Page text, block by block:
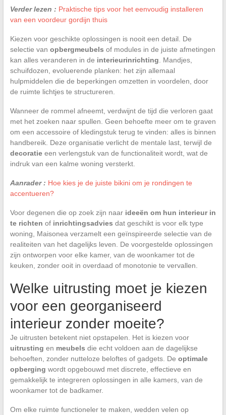
Verder lezen : Praktische tips voor het eenvoudig installeren
van een voordeur gordijn thuis
Kiezen voor geschikte oplossingen is nooit een detail. De
selectie van opbergmeubels of modules in de juiste afmetingen
kan alles veranderen in de interieurinrichting . Mandjes,
schuifdozen, evoluerende planken: het zijn allemaal
hulpmiddelen die de beperkingen omzetten in voordelen, door
de ruimte lichtjes te structureren.
Wanneer de rommel afneemt, verdwijnt de tijd die verloren gaat
met het zoeken naar spullen. Geen behoefte meer om te graven
om een accessoire of kledingstuk terug te vinden: alles is binnen
handbereik. Deze organisatie verlicht de mentale last, terwijl de
decoratieeen verlengstuk van de functionaliteit wordt, wat de
indruk van een kalme woning versterkt.
Aanrader : Hoe kies je de juiste bikini om je rondingen te
accentueren?
Voor degenen die op zoek zijn naar ideeën om hun interieur in
te richten of inrichtingsadvies dat geschikt is voor elk type
woning, Maisonea verzamelt een geïnspireerde selectie van de
realiteiten van het dagelijks leven. De voorgestelde oplossingen
zijn ontworpen voor elke kamer, van de woonkamer tot de
keuken, zonder ooit in overdaad of monotonie te vervallen.
Welke uitrusting moet je kiezen
voor een georganiseerd
interieur zonder moeite?
Je uitrusten betekent niet opstapelen. Het is kiezen voor
uitrusting en meubels die echt voldoen aan de dagelijkse
behoeften, zonder nutteloze beloftes of gadgets. De optimale
opberging wordt opgebouwd met discrete, effectieve en
gemakkelijk te integreren oplossingen in alle kamers, van de
woonkamer tot de badkamer.
Om elke ruimte functioneler te maken, wedden velen op